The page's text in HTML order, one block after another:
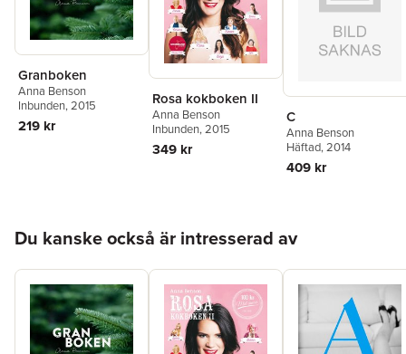
Stort nyhetsvärde: flera berättar om sin cancer för första gången
Gripande och personliga berättelser
Gråt blandas med skratt
12 paradrecept och tankar om mat
Perfekt julklapp! Eller gåva till dig själv eller någon du tycker
mycket om. För företag såväl som privatpersoner.
Granboken
Anna Benson
Inbunden, 2015
219 kr
Rosa kokboken II
Anna Benson
Inbunden, 2015
349 kr
C
Anna Benson
Häftad, 2014
409 kr
Du kanske också är intresserad av